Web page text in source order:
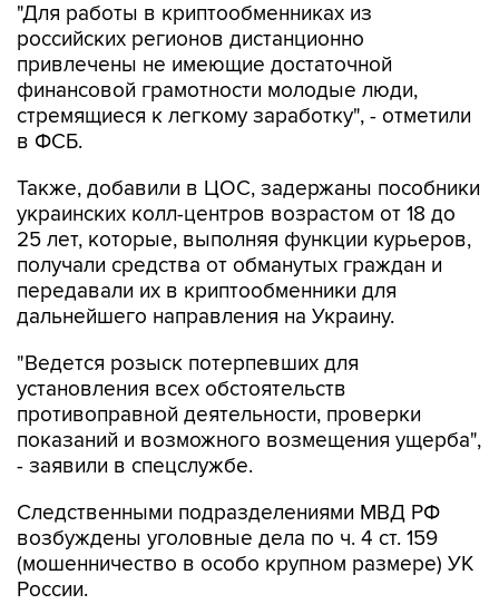
"Для работы в криптообменниках из
российских регионов дистанционно
привлечены не имеющие достаточной
финансовой грамотности молодые люди,
стремящиеся к легкому заработку", - отметили
в ФСБ.
Также, добавили в ЦОС, задержаны пособники
украинских колл-центров возрастом от 18 до
25 лет, которые, выполняя функции курьеров,
получали средства от обманутых граждан и
передавали их в криптообменники для
дальнейшего направления на Украину.
"Ведется розыск потерпевших для
установления всех обстоятельств
противоправной деятельности, проверки
показаний и возможного возмещения ущерба",
- заявили в спецслужбе.
Следственными подразделениями МВД РФ
возбуждены уголовные дела по ч. 4 ст. 159
(мошенничество в особо крупном размере) УК
России.